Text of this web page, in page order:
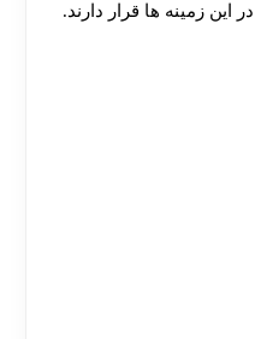
این زمینه‌ ها قرار دارند.